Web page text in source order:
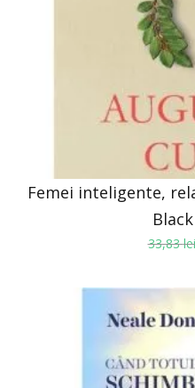
Femei inteligente,
33,83lei